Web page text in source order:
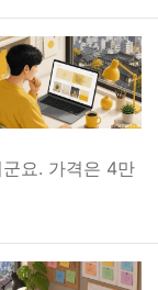
요. 가격은 4만